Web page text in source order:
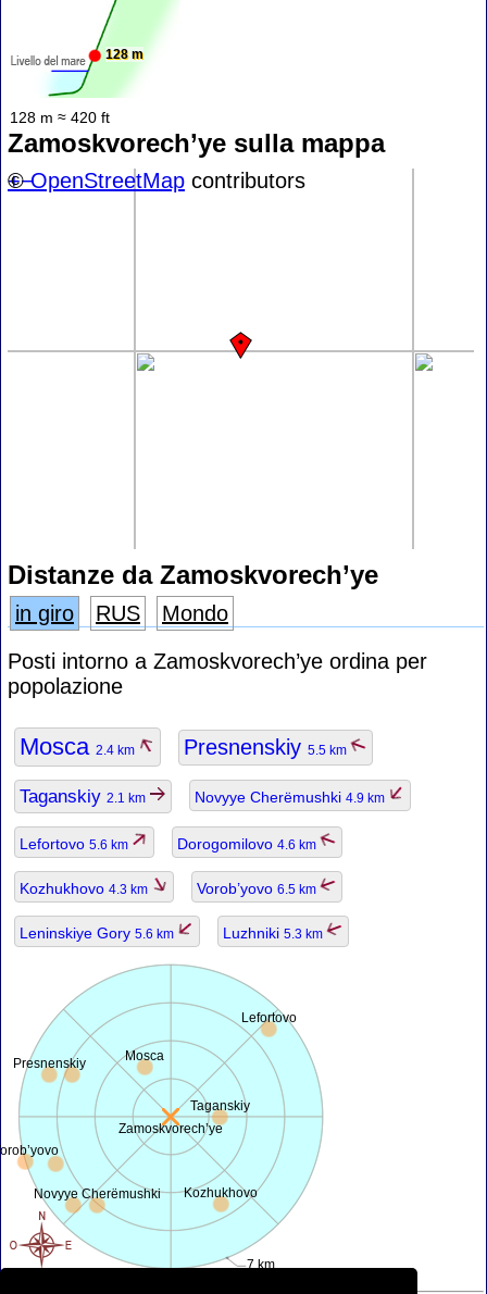
128 m
128 m ≈ 420 ft
Zamoskvorech’ye sulla mappa
+−
©OpenStreetMap contributors
Distanze da Zamoskvorech’ye
in giro RUS
Mondo
Posti intorno a Zamoskvorech’ye ordina per
popolazione
Mosca 2.4 km Presnenskiy 5.5 km
Taganskiy 2.1 km Novyye Cherëmushki 4.9 km
Lefortovo 5.6 km Dorogomilovo 4.6 km
Kozhukhovo 4.3 km Vorob’yovo 6.5 km
Leninskiye Gory 5.6 km Luzhniki 5.3 km
Zamoskvorech’ye
7 km
Mosca
Presnenskiy
Taganskiy
Novyye Cherëmushki
Lefortovo
Kozhukhovo